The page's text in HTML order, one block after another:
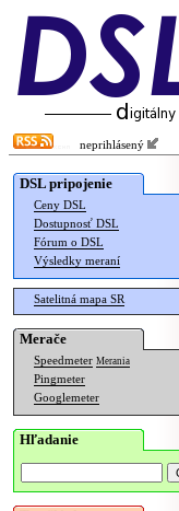
neprihlásený
DSL pripojenie
Ceny DSL
Dostupnosť DSL
Fórum o DSL
Výsledky meraní
Satelitná mapa SR
Merače
Speedmeter Merania
Pingmeter
Googlemeter
Hľadanie